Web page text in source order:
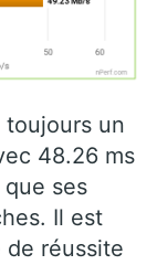
toujours un
48.26 ms
ses
Il est
réussite